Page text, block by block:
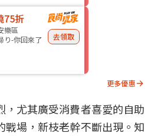
75折
樂區
り-你回來了
去領取
更多優惠
，尤其廣受消費者喜愛的自助
戰場，新枝老幹不斷出現。知